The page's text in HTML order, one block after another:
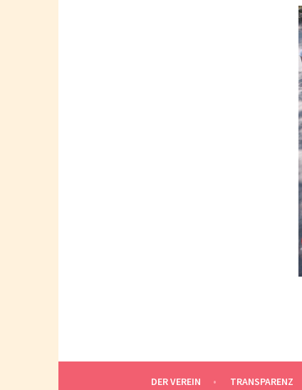
DER VEREIN TRANSPARENZ